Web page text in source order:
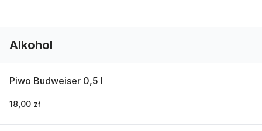
Alkohol
Piwo Budweiser 0,5 l
18,00 zł